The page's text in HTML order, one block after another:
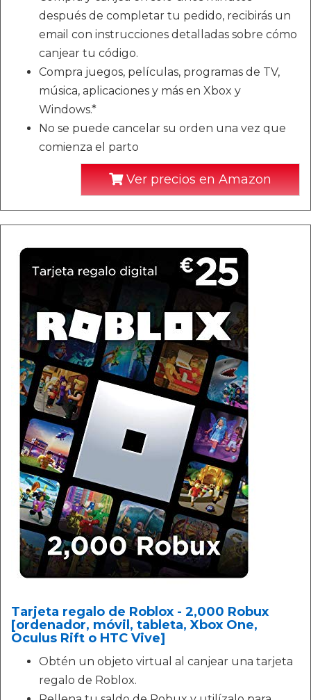
después de completar tu pedido, recibirás un
email con instrucciones detalladas sobre cómo
canjear tu código.
Compra juegos, películas, programas de TV,
música, aplicaciones y más en Xbox y
Windows.*
No se puede cancelar su orden una vez que
comienza el parto
Ver precios en Amazon
Tarjeta regalo de Roblox - 2,000 Robux
[ordenador, móvil, tableta, Xbox One,
Oculus Rift o HTC Vive]
Obtén un objeto virtual al canjear una tarjeta
regalo de Roblox.